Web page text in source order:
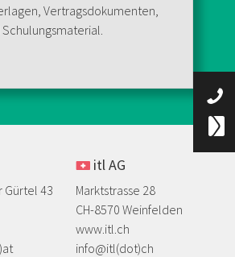
Vertragsdokumenten,
43
itl AG
Marktstrasse 28
CH-8570 Weinfelden
www.itl.ch
info@itl(dot)ch